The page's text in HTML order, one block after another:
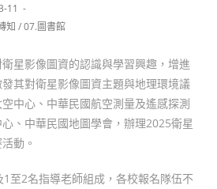
11
知 / 07.圖書館
星影像圖資的認識與學習興趣，增進
其對衛星影像圖資主題與地理環境議
中心、中華民國航空測量及遙感探測
、中華民國地圖學會，辦理2025衛星
動。
至2名指導老師組成，各校報名隊伍不